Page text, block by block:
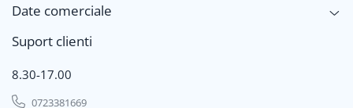
Date comerciale
Suport clienti
8.30-17.00
0723381669